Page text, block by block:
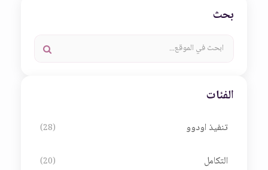
بحث
الفئات
تنفيذ اودوو (28)
التكامل (20)